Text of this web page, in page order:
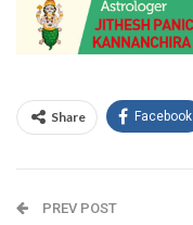
Share Facebook
PREV POST